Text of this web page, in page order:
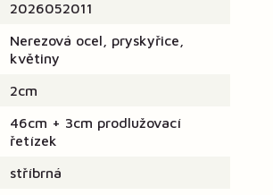
2026052011
Nerezová ocel, pryskyřice,
květiny
2cm
46cm + 3cm prodlužovací
řetízek
stříbrná